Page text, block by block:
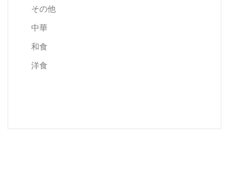
その他
中華
和食
洋食